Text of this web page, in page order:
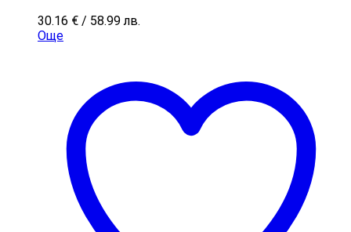
30.16 € / 58.99 лв.
Още